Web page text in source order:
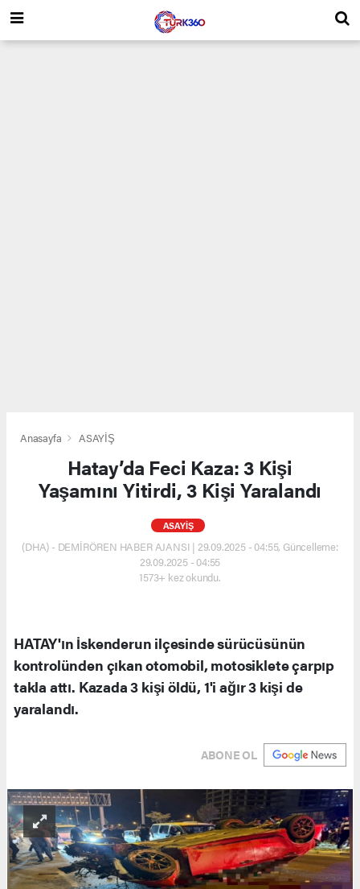
Anasayfa ASAYİŞ
Hatay’da Feci Kaza: 3 Kişi
Yaşamını Yitirdi, 3 Kişi Yaralandı
ASAYİŞ
(DHA) - DEMİRÖREN HABER AJANSI | 29.09.2025 - 04:55, Güncelleme:
29.09.2025 - 04:55
1573+ kez okundu.
HATAY'ın İskenderun ilçesinde sürücüsünün
kontrolünden çıkan otomobil, motosiklete çarpıp
takla attı. Kazada 3 kişi öldü, 1'i ağır 3 kişi de
yaralandı.
ABONE OL